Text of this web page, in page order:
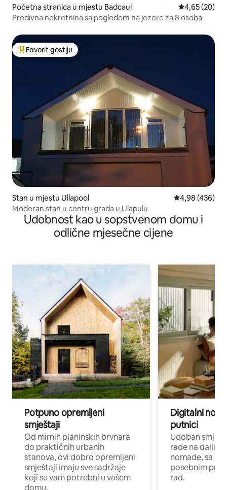
Početna stranica u mjestu Badcaul prosječna
4,65 (20)
Predivna nekretnina sa pogledom na jezero za 8 osoba
Glavni favorit gostiju
Favorit gostiju
Stan u mjestu Ullapool prosječna
4,98 (436)
Moderan stan u centru grada u Ulapulu
Udobnost kao u sopstvenom domu i
odlične mjesečne cijene
Potpuno opremljeni
smještaji
Od mirnih planinskih brvnara
do praktičnih urbanih
stanova, ovi dobro opremljeni
smještaji imaju sve sadržaje
koji su vam potrebni u vašem
domu.
Digitalni
putnici
Udoban
rade na
nomade, sa
posebnim
rad.